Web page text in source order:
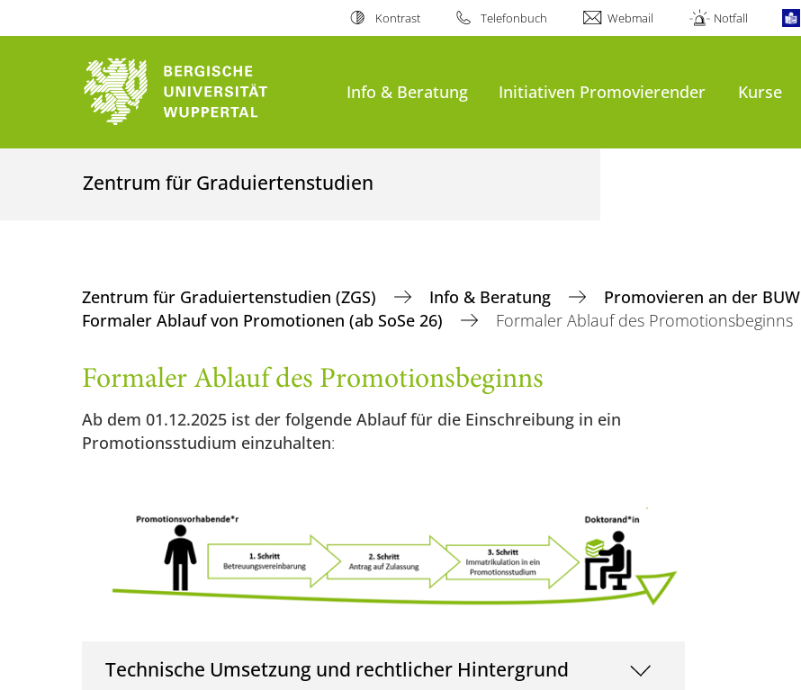
Kontrast Telefonbuch Webmail Notfall
Info & Beratung Initiativen Promovierender Kurse
Zentrum für Graduiertenstudien
Zentrum für Graduiertenstudien (ZGS) Info & Beratung
Promovieren an der BUW
Formaler Ablauf von Promotionen (ab SoSe 26)
Formaler Ablauf des Promotionsbeginns
Formaler Ablauf des Promotionsbeginns
Ab dem 01.12.2025 ist der folgende Ablauf für die Einschreibung in ein
Promotionsstudium einzuhalten:
Technische Umsetzung und rechtlicher Hintergrund